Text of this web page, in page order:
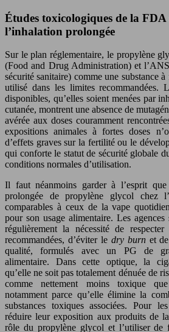
Études toxicologiques de la
l’inhalation prolongée
Sur le plan réglementaire, le propylène
(Food and Drug Administration) et
sécurité sanitaire) comme une substance
utilisé dans les limites recommandées.
disponibles, qu’elles soient menées par
cutanée, montrent une absence de
avérée aux doses couramment
expositions animales à fortes doses
d’effets graves sur la fertilité ou le
qui conforte le statut de sécurité globale
conditions normales d’utilisation.
Il faut néanmoins garder à l’esprit
prolongée de propylène glycol chez
comparables à ceux de la vape
pour son usage alimentaire. Les
régulièrement la nécessité de
recommandées, d’éviter le dry burnet de
qualité, formulés avec un PG de
alimentaire. Dans cette optique, la
qu’elle ne soit pas totalement dénuée de
comme nettement moins toxique
notamment parce qu’elle élimine la
substances toxiques associées. Pour
réduire leur exposition aux produits de
rôle du propylène glycol et l’utiliser de